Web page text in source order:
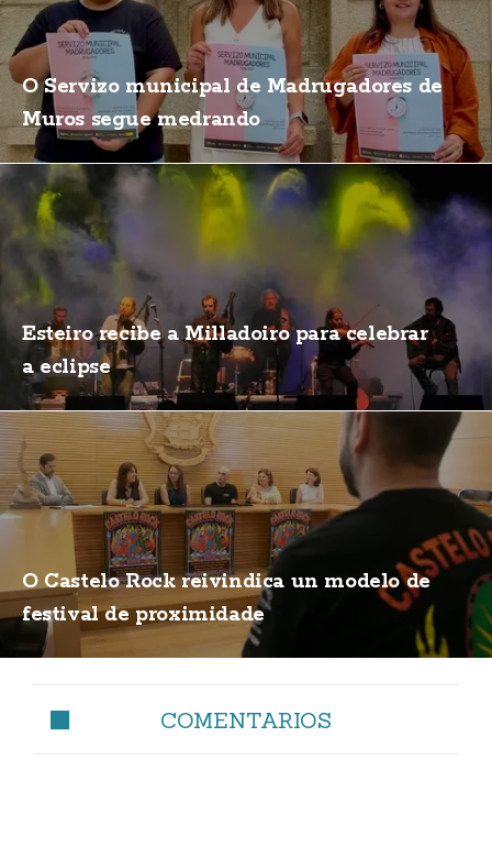
O Servizo municipal de Madrugadores de
Muros segue medrando
Esteiro recibe a Milladoiro para celebrar
a eclipse
O Castelo Rock reivindica un modelo de
festival de proximidade
COMENTARIOS